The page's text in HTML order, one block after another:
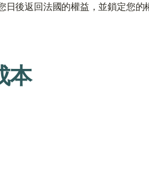
後返回法國的權益，並鎖定您的
本